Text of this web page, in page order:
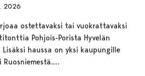
2026
ostettavaksi tai vuokrattavaksi
Pohjois-Porista Hyvelän
haussa on yksi kaupungille